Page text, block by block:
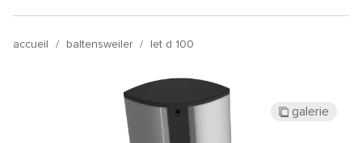
accueil / baltensweiler / let d 100
galerie